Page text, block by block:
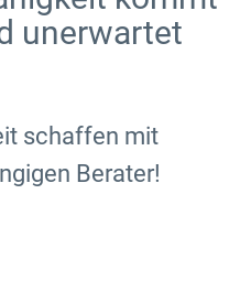
unerwartet
schaffen mit
Berater!